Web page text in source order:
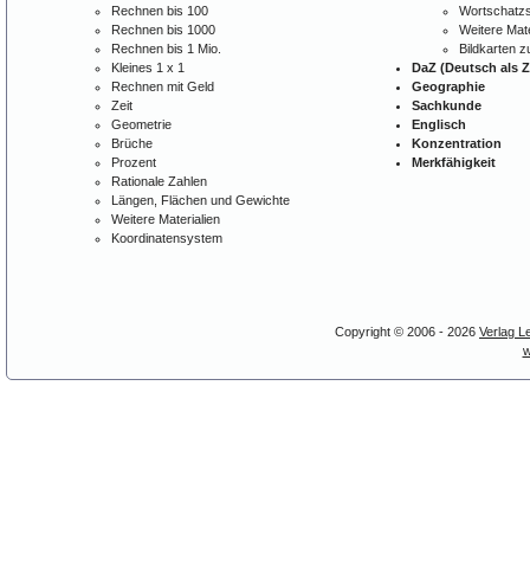
Rechnen bis 100
Rechnen bis 1000
Rechnen bis 1 Mio.
Kleines 1 x 1
Rechnen mit Geld
Zeit
Geometrie
Brüche
Prozent
Rationale Zahlen
Längen, Flächen und Gewichte
Weitere Materialien
Koordinatensystem
Weitere
Bildkarten
DaZ (Deutsch als
Geographie
Sachkunde
Englisch
Konzentration
Merkfähigkeit
Copyright © 2006 - 2026 Verlag